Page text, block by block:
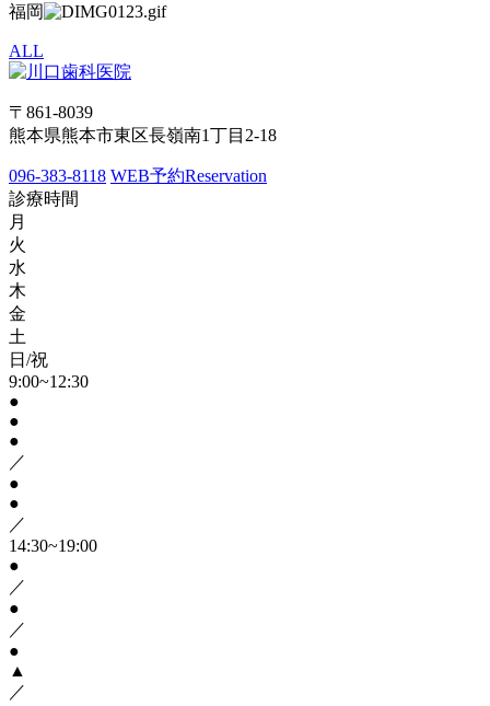
福岡
ALL
〒861-8039
熊本県熊本市東区長嶺南1丁目2-18
096-383-8118 WEB予約Reservation
診療時間
月
火
水
木
金
土
日/祝
9:00~12:30
●
●
●
／
●
●
／
14:30~19:00
●
／
●
／
●
▲
／